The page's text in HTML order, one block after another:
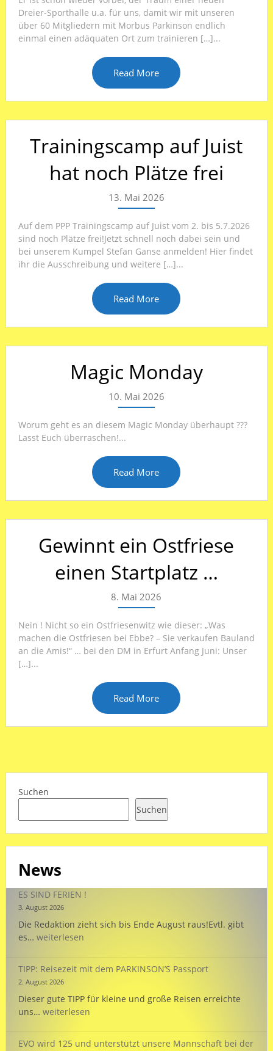
Dreier-Sporthalle u.a. für uns, damit wir mit unseren
über 60 Mitgliedern mit Morbus Parkinson endlich
einmal einen adäquaten Ort zum trainieren […]...
Read More
Trainingscamp auf Juist
hat noch Plätze frei
13. Mai 2026
Auf dem PPP Trainingscamp auf Juist vom 2. bis 5.7.2026
sind noch Plätze frei!Jetzt schnell noch dabei sein und
bei unserem Kumpel Stefan Ganse anmelden! Hier findet
ihr die Ausschreibung und weitere […]...
Read More
Magic Monday
10. Mai 2026
Worum geht es an diesem Magic Monday überhaupt ???
Lasst Euch überraschen!...
Read More
Gewinnt ein Ostfriese
einen Startplatz …
8. Mai 2026
Nein ! Nicht so ein Ostfriesenwitz wie dieser: „Was
machen die Ostfriesen bei Ebbe? – Sie verkaufen Bauland
an die Amis!“ … bei den DM in Erfurt Anfang Juni: Unser
[…]...
Read More
Suchen
Suchen
News
ES SIND FERIEN !
3. August 2026
Die Redaktion zieht sich bis Ende August raus!Evtl. gibt
es… ES
!
weiterlesen
TIPP: Reisezeit mit dem PARKINSON’S Passport
2. August 2026
Dieser gute TIPP für kleine und große Reisen erreichte
uns… TIPP:
weiterlesen
EVO wird 125 und unterstützt unsere Mannschaft bei der